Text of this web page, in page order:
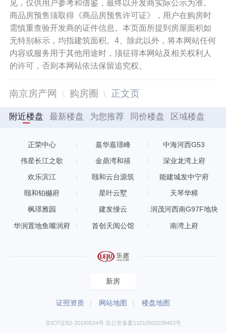
见，仅供用户参考和借鉴，最终以开发商实际公示为准。
商品房预售须取得《商品房预售许可证》，用户在购房时
需慎重查验开发商的证件信息。本页面所提到房屋面积如
无特别标示，均指建筑面积。4、除此以外，将本网站任何
内容或服务用于其他用途时，须征得本网站及相关权利人
的许可，否则本网站依法保留追究权。
南京房产网 购房圈 正文页
附近楼盘 最新楼盘 为您推荐 同价楼盘 区域楼盘
正荣中心 嘉华嘉璟峰 中海河西G53
伟星长江之歌 金鼎湾和禧 深业龙湾上府
欢乐滨江 颐和云台源筑 能建城发中宁府
颐和铂樾府 星叶云墅 天琴华樟
枫璟雅园 建发缦云 润茂河西南G97F地块
华润置地鱼嘴润府 首创天阅公馆 南湾上府
新房
证照资质 网站地图 楼盘地图
京ICP证B2-20180524号 京公安备案11010502039463号